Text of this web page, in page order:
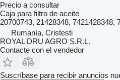
Precio a consultar
Caja para filtro de aceite
20700743, 21428348, 7421428348,
Rumanía, Cristesti
ROYAL DRU AGRO S.R.L.
Contacte con el vendedor
Suscríbase para recibir anuncios